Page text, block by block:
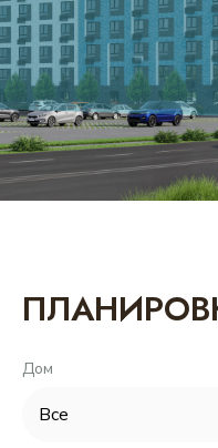
2
3
4
5
2
2 2
3
4
Дом